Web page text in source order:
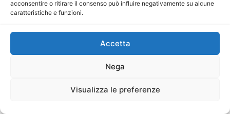
acconsentire o ritirare il consenso può influire negativamente su alcune
caratteristiche e funzioni.
Accetta
Nega
Visualizza le preferenze
Ecco i 14 punti